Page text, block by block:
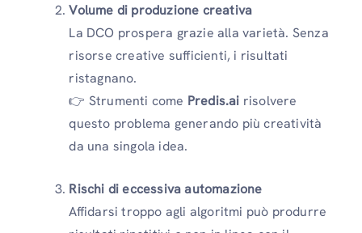
Volume di produzione creativa
La DCO prospera grazie alla varietà. Senza
risorse creative sufficienti, i risultati
ristagnano.
👉 Strumenti come Predis.ai risolvere
questo problema generando più creatività
da una singola idea.
Rischi di eccessiva automazione
Affidarsi troppo agli algoritmi può produrre